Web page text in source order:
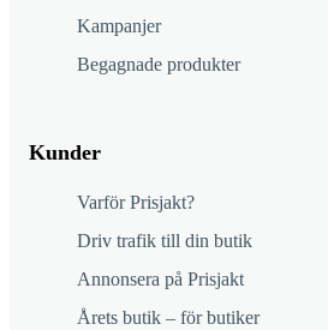
Kampanjer
Begagnade produkter
Kunder
Varför Prisjakt?
Driv trafik till din butik
Annonsera på Prisjakt
Årets butik – för butiker